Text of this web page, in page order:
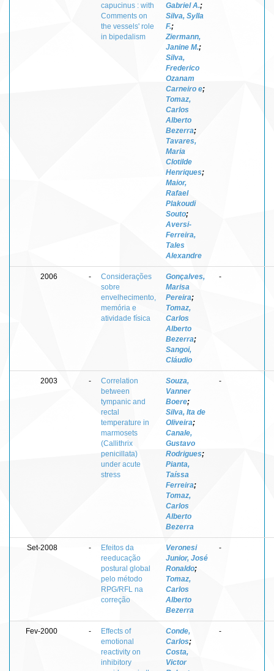
capucinus : with
Comments on
the vessels' role
in bipedalism
Gabriel A.;
Silva, Sylla
F.;
Ziermann,
Janine M.;
Silva,
Frederico
Ozanam
Carneiro e;
Tomaz,
Carlos
Alberto
Bezerra;
Tavares,
Maria
Clotilde
Henriques;
Maior,
Rafael
Plakoudi
Souto;
Aversi-
Ferreira,
Tales
Alexandre
2006 -
Considerações
sobre
envelhecimento,
memória e
atividade física
Gonçalves,
Marisa
Pereira;
Tomaz,
Carlos
Alberto
Bezerra;
Sangoi,
Cláudio
-
2003 -
Correlation
between
tympanic and
rectal
temperature in
marmosets
(Callithrix
penicillata)
under acute
stress
Souza,
Vanner
Boere;
Silva, Ita de
Oliveira;
Canale,
Gustavo
Rodrigues;
Pianta,
Taíssa
Ferreira;
Tomaz,
Carlos
Alberto
Bezerra
-
Set-2008 -
Efeitos da
reeducação
postural global
pelo método
RPG/RFL na
correção
Veronesi
Junior, José
Ronaldo;
Tomaz,
Carlos
Alberto
Bezerra
-
Fev-2000 -
Effects of
emotional
reactivity on
inhibitory
Conde,
Carlos;
Costa,
Victor
-